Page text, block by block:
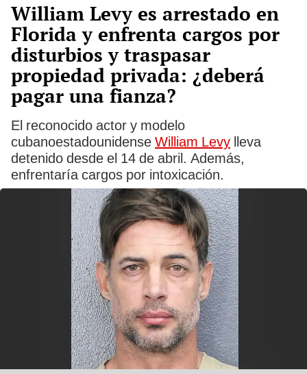
William Levy es arrestado en
Florida y enfrenta cargos por
disturbios y traspasar
propiedad privada: ¿deberá
pagar una fianza?
El reconocido actor y modelo
cubanoestadounidense William Levy lleva
detenido desde el 14 de abril. Además,
enfrentaría cargos por intoxicación.